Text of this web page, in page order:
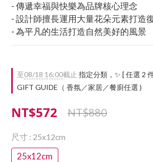
- 傳遞幸福與快樂為品牌核心理念
- 設計師擅長運用大量花朵元素打造
- 為平凡的生活打造自然美好的風景
至08/18 16:00截止 指定分類，✨ [ 任選 2
GIFT GUIDE（ 香氛／家居／餐廚任選 )
NT$572 NT$880
尺寸 : 25x12cm
25x12cm